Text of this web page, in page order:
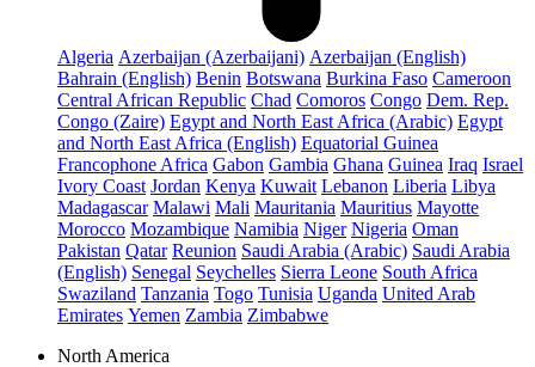
Algeria Azerbaijan (Azerbaijani) Azerbaijan (English)
Bahrain (English) Benin Botswana Burkina Faso Cameroon
Central African Republic Chad Comoros Congo Dem. Rep.
Congo (Zaire) Egypt and North East Africa (Arabic) Egypt
and North East Africa (English) Equatorial Guinea
Francophone Africa Gabon Gambia Ghana Guinea Iraq Israel
Ivory Coast Jordan Kenya Kuwait Lebanon Liberia Libya
Madagascar Malawi Mali Mauritania Mauritius Mayotte
Morocco Mozambique Namibia Niger Nigeria Oman
Pakistan Qatar Reunion Saudi Arabia (Arabic) Saudi Arabia
(English) Senegal Seychelles Sierra Leone South Africa
Swaziland Tanzania Togo Tunisia Uganda United Arab
Emirates Yemen Zambia Zimbabwe
North America